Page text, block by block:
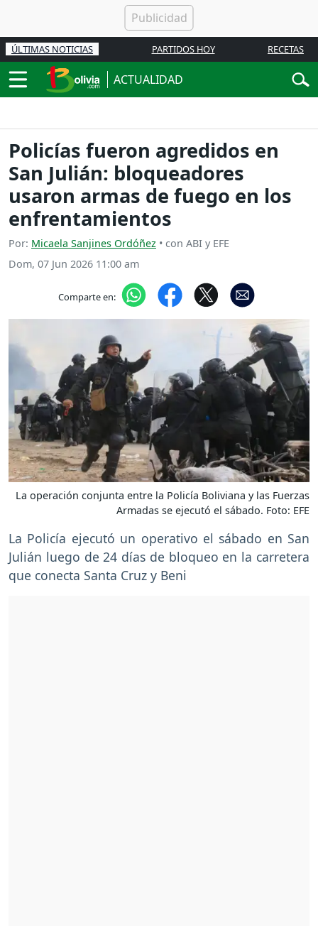
ÚLTIMAS NOTICIAS PARTIDOS HOY RECETAS
ACTUALIDAD
Policías fueron agredidos en
San Julián: bloqueadores
usaron armas de fuego en los
enfrentamientos
Por: Micaela Sanjines Ordóñez • con ABI y EFE
Dom, 07 Jun 2026 11:00 am
Comparte en:
La operación conjunta entre la Policía Boliviana y las Fuerzas
Armadas se ejecutó el sábado. Foto: EFE
La Policía ejecutó un operativo el sábado en San
Julián luego de 24 días de bloqueo en la carretera
que conecta Santa Cruz y Beni